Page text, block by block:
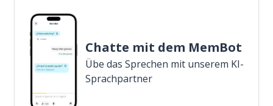
Chatte mit dem MemBot
Übe das Sprechen mit unserem KI-
Sprachpartner